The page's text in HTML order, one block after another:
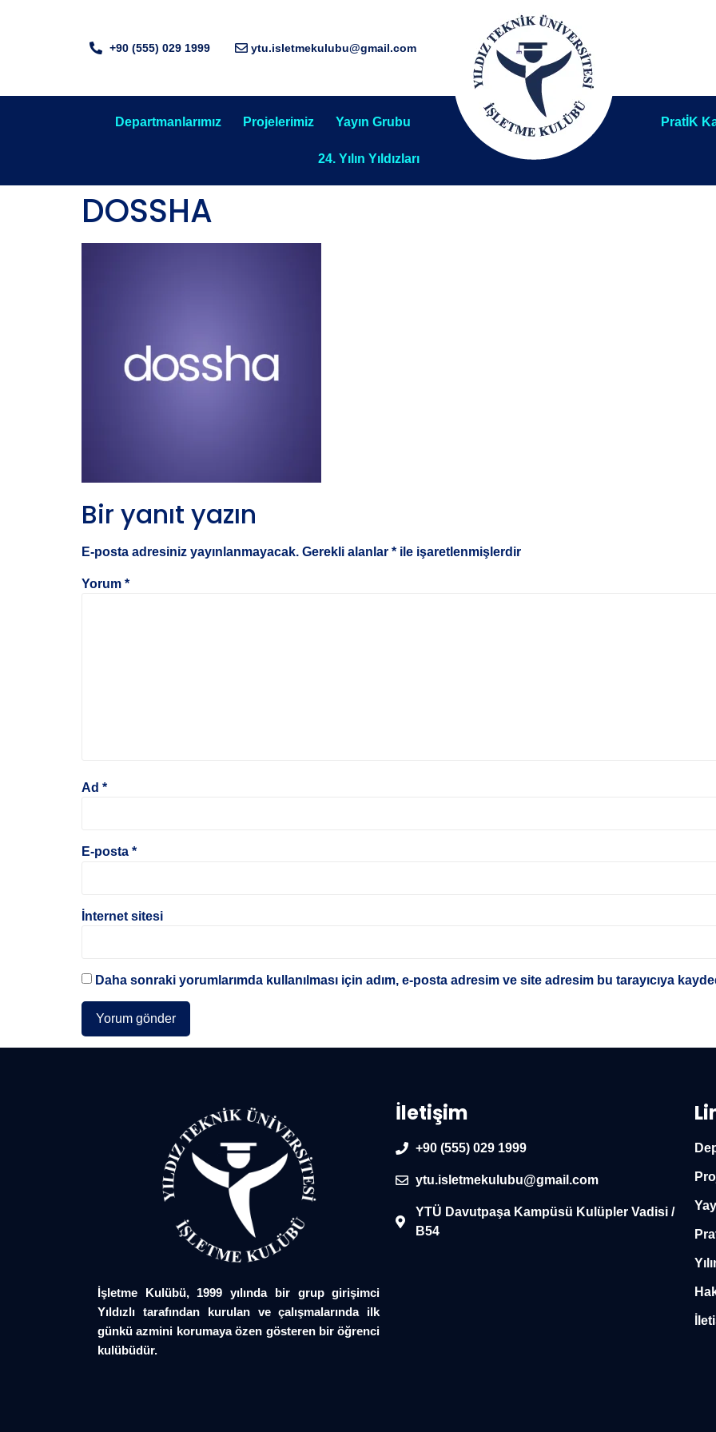
+90 (555) 029 1999 ytu.isletmekulubu@gmail.com
Departmanlarımız Projelerimiz Yayın Grubu
24. Yılın Yıldızları
PratİK
DOSSHA
Bir yanıt yazın
E-posta adresiniz yayınlanmayacak. Gerekli alanlar * ile işaretlenmişlerdir
Yorum *
Ad *
E-posta *
İnternet sitesi
Daha sonraki yorumlarımda kullanılması için adım, e-posta adresim ve site adresim bu tarayıcıya
İşletme Kulübü, 1999 yılında bir grup girişimci
Yıldızlı tarafından kurulan ve çalışmalarında ilk
günkü azmini korumaya özen gösteren bir öğrenci
kulübüdür.
İletişim
+90 (555) 029 1999
ytu.isletmekulubu@gmail.com
YTÜ Davutpaşa Kampüsü Kulüpler Vadisi /
B54